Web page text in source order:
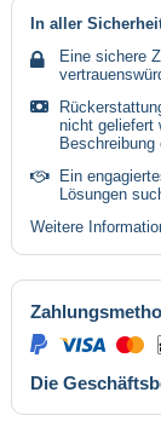
In aller
Eine sichere
nicht geliefert
Beschreibung
Ein
Lösungen
Weitere
Die